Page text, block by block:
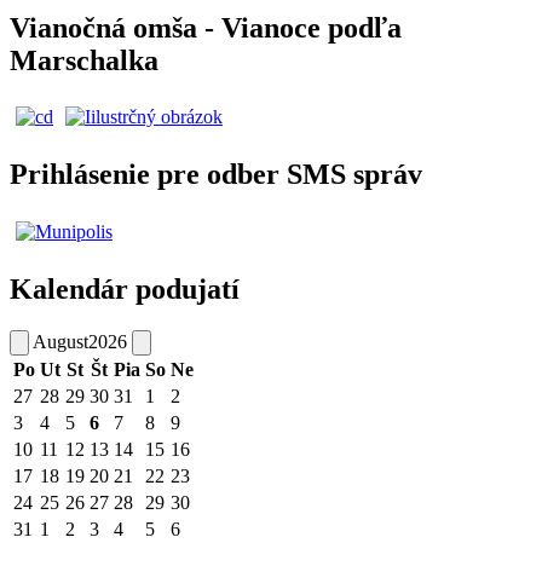
Vianočná omša - Vianoce podľa
Marschalka
Prihlásenie pre odber SMS správ
Kalendár podujatí
August2026
Po Ut St Št Pia So Ne
27 28 29 30 31 1
2
3
4 5 6 7 8
9
10 11 12 13 14 15 16
17 18 19 20 21 22 23
24 25 26 27 28 29 30
31 1 2 3 4 5 6